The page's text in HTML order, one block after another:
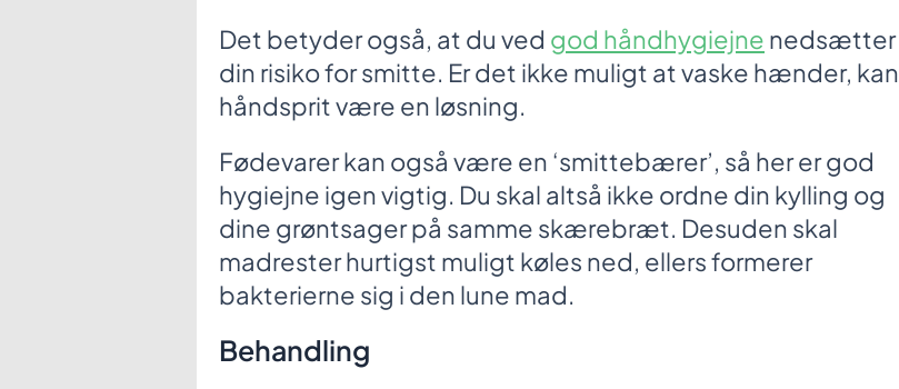
Det betyder også, at du ved god håndhygiejne nedsætter
din risiko for smitte. Er det ikke muligt at vaske hænder, kan
håndsprit være en løsning.
Fødevarer kan også være en ‘smittebærer’, så her er god
hygiejne igen vigtig. Du skal altså ikke ordne din kylling og
dine grøntsager på samme skærebræt. Desuden skal
madrester hurtigst muligt køles ned, ellers formerer
bakterierne sig i den lune mad.
Behandling